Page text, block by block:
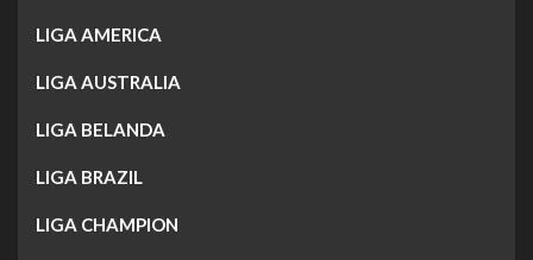
LIGA AMERICA
LIGA AUSTRALIA
LIGA BELANDA
LIGA BRAZIL
LIGA CHAMPION